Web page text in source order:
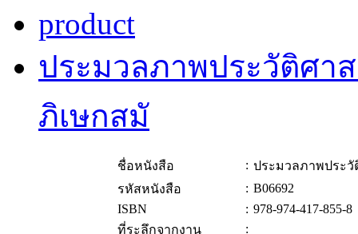
product
ประมวลภาพประวัติศา
ภิเษกสมั
ชื่อหนังสือ : ประมวลภาพประ
รหัสหนังสือ
: B06692
ISBN
: 978-974-417-855-8
ที่ระลึกจากงาน
: